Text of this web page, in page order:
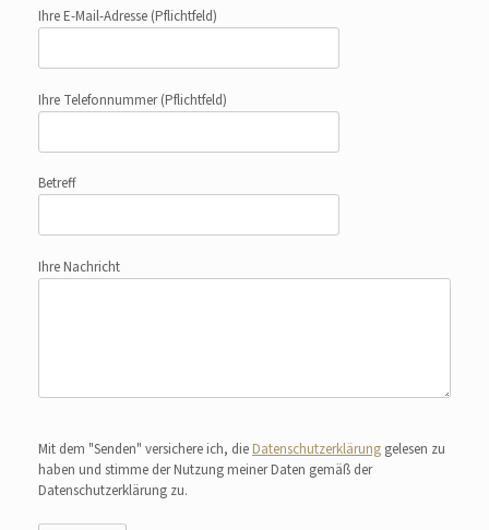
Ihre E-Mail-Adresse (Pflichtfeld)
Ihre Telefonnummer(Pflichtfeld)
Betreff
Ihre Nachricht
Mit dem "Senden" versichere ich, die Datenschutzerklärung gelesen zu
haben und stimme der Nutzung meiner Daten gemäß der
Datenschutzerklärung zu.